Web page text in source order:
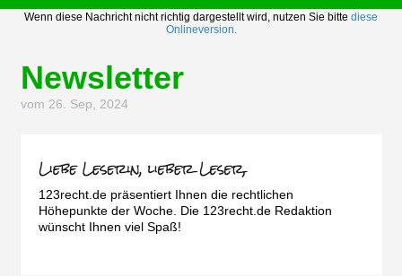
Wenn diese Nachricht nicht richtig dargestellt wird, nutzen Sie bitte diese
Onlineversion.
Newsletter
vom 26. Sep, 2024
123recht.de präsentiert Ihnen die rechtlichen
Höhepunkte der Woche. Die 123recht.de Redaktion
wünscht Ihnen viel Spaß!